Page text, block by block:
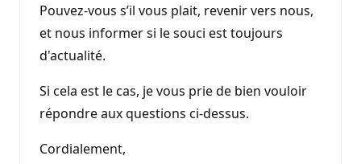
Pouvez-vous s’il vous plait, revenir vers nous,
et nous informer si le souci est toujours
d'actualité.
Si cela est le cas, je vous prie de bien vouloir
répondre aux questions ci-dessus.
Cordialement,